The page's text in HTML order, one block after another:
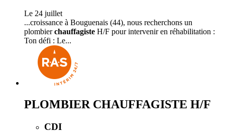
Le 24 juillet
...croissance à Bouguenais (44), nous recherchons un
plombierchauffagiste H/F pour intervenir en réhabilitation :
Ton défi : Le...
PLOMBIER CHAUFFAGISTE H/F
CDI